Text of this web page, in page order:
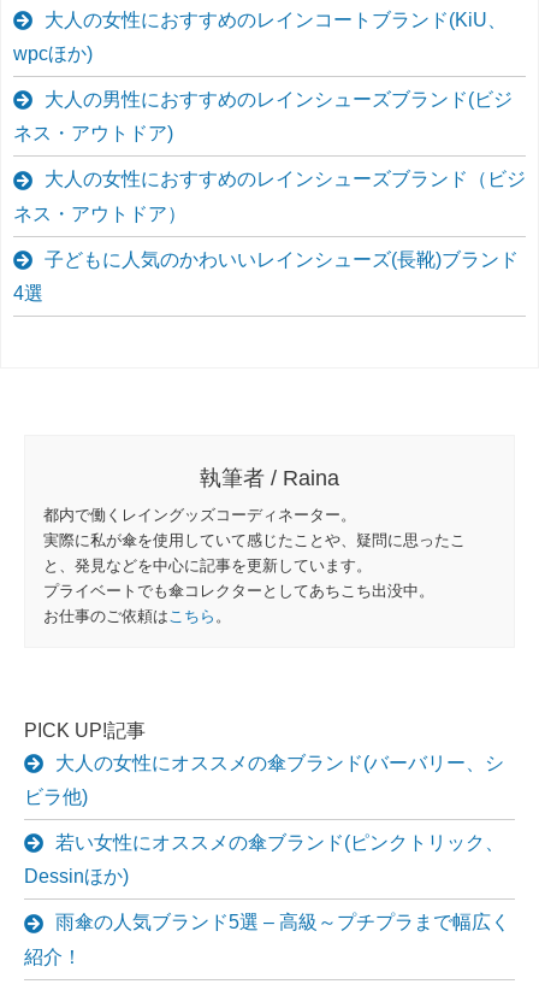
大人の女性におすすめのレインコートブランド(KiU、
wpcほか)
大人の男性におすすめのレインシューズブランド(ビジ
ネス・アウトドア)
大人の女性におすすめのレインシューズブランド（ビジ
ネス・アウトドア）
子どもに人気のかわいいレインシューズ(長靴)ブランド
4選
執筆者 / Raina
都内で働くレイングッズコーディネーター。
実際に私が傘を使用していて感じたことや、疑問に思ったこ
と、発見などを中心に記事を更新しています。
プライベートでも傘コレクターとしてあちこち出没中。
お仕事のご依頼は こちら 。
PICK UP!記事
大人の女性にオススメの傘ブランド(バーバリー、シ
ビラ他)
若い女性にオススメの傘ブランド(ピンクトリック、
Dessinほか)
雨傘の人気ブランド5選 – 高級～プチプラまで幅広く
紹介！